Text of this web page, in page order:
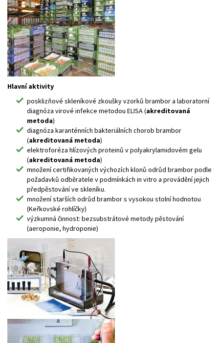
Hlavní aktivity
posklizňové skleníkové zkoušky vzorků brambor a laboratorní
diagnóza virové infekce metodou ELISA (akreditovaná
metoda)
diagnóza karanténních bakteriálních chorob brambor
(akreditovaná metoda)
elektroforéza hlízových proteinů v polyakrylamidovém gelu
(akreditovaná metoda)
množení certifikovaných výchozích klonů odrůd brambor podle
požadavků odběratele v podmínkách in vitro a provádění jejich
předpěstování ve skleníku.
množení starších odrůd brambor s vysokou stolní hodnotou
(Keřkovské rohlíčky)
výzkumná činnost: bezsubstrátové metody pěstování
(aeroponie, hydroponie)